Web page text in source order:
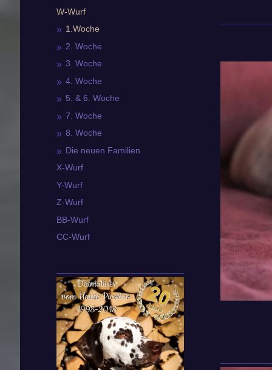
W-Wurf
1.Woche
2. Woche
3. Woche
4. Woche
5. & 6. Woche
7. Woche
8. Woche
Die neuen Familien
X-Wurf
Y-Wurf
Z-Wurf
BB-Wurf
CC-Wurf